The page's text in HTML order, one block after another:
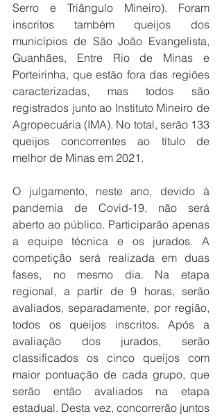
Serro e Triângulo Mineiro). Foram
inscritos também queijos dos
municípios de São João Evangelista,
Guanhães, Entre Rio de Minas e
Porteirinha, que estão fora das regiões
caracterizadas, mas todos são
registrados junto ao Instituto Mineiro de
Agropecuária (IMA). No total, serão 133
queijos concorrentes ao título de
melhor de Minas em 2021.
O julgamento, neste ano, devido à
pandemia de Covid-19, não será
aberto ao público. Participarão apenas
a equipe técnica e os jurados. A
competição será realizada em duas
fases, no mesmo dia. Na etapa
regional, a partir de 9 horas, serão
avaliados, separadamente, por região,
todos os queijos inscritos. Após a
avaliação dos jurados, serão
classificados os cinco queijos com
maior pontuação de cada grupo, que
serão então avaliados na etapa
estadual. Desta vez, concorrerão juntos